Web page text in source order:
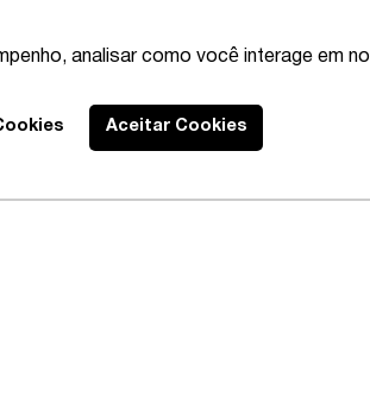
analisar como você interage em
Aceitar Cookies